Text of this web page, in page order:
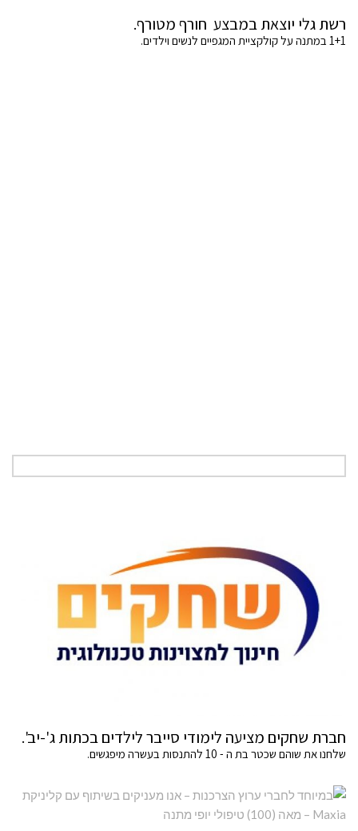
רשת גלי יוצאת במבצע חורף מטורף.
1+1 במתנה על קולקציית המגפיים לנשים וילדים.
חברת שחקים מציעה לימודי סייבר לילדים בכתות ג'-יב'.
שלחנו את שוהם שכטר בת ה - 10 להתנסות בעשרה מיפגשים.